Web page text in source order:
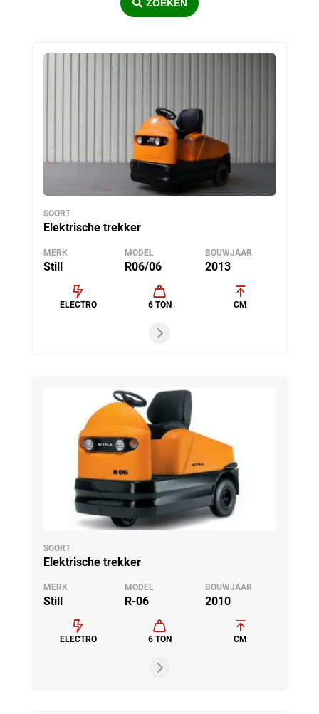
ZOEKEN
SOORT
Elektrische trekker
MERK
Still
MODEL
R06/06
BOUWJAAR
2013
ELECTRO 6 TON CM
SOORT
Elektrische trekker
MERK
Still
MODEL
R-06
BOUWJAAR
2010
ELECTRO 6 TON CM